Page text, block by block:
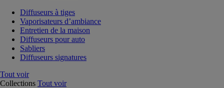
Diffuseurs à tiges
Vaporisateurs d’ambiance
Entretien de la maison
Diffuseurs pour auto
Sabliers
Diffuseurs signatures
Tout voir
Collections Tout voir